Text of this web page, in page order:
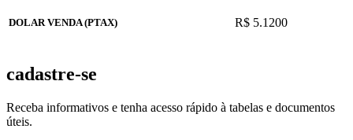
DOLAR VENDA (PTAX) R$ 5.1200
cadastre-se
Receba informativos e tenha acesso rápido à tabelas e documentos
úteis.